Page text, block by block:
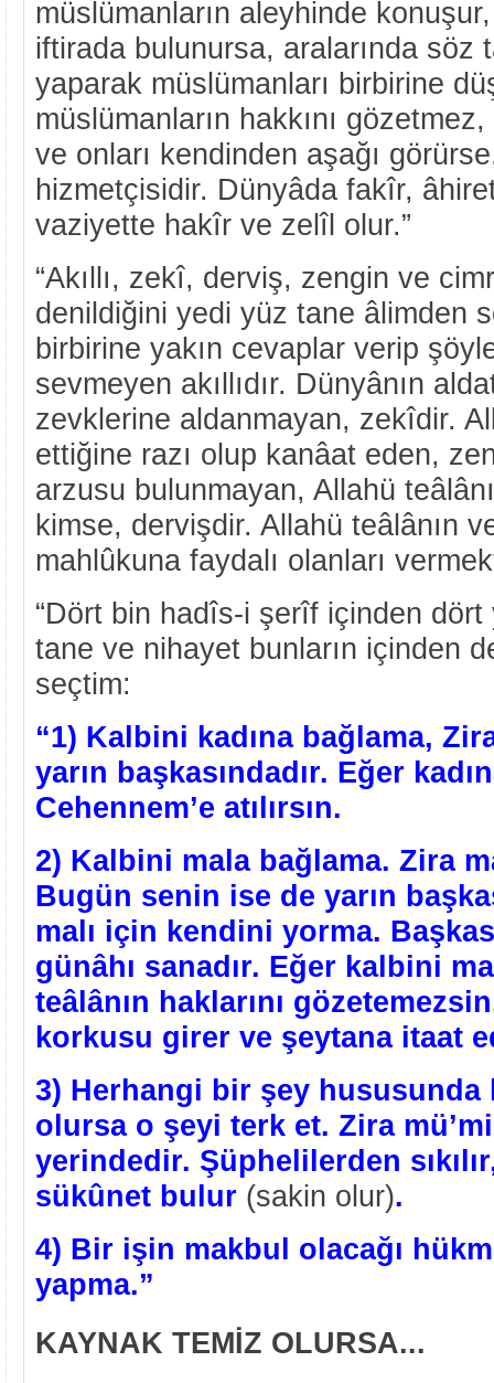
müslümanların aleyhinde
iftirada bulunursa, aralarında söz
yaparak müslümanları birbirine
müslümanların hakkını
ve onları kendinden aşağı
hizmetçisidir. Dünyâda fakîr,
vaziyette hakîr ve zelîl olur.”
“Akıllı, zekî, derviş, zengin ve
denildiğini yedi yüz tane âlimden
birbirine yakın cevaplar verip
sevmeyen akıllıdır. Dünyânın
zevklerine aldanmayan, zekîdir.
ettiğine razı olup kanâat eden,
arzusu bulunmayan, Allahü
kimse, dervişdir. Allahü teâlânın
mahlûkuna faydalı olanları
“Dört bin hadîs-i şerîf içinden dört
tane ve nihayet bunların içinden
seçtim:
“1) Kalbini kadına bağlama,
yarın başkasındadır. Eğer
Cehennem’e atılırsın.
2) Kalbini mala bağlama. Zira
Bugün senin ise de yarın
malı için kendini yorma.
günâhı sanadır. Eğer kalbini
teâlânın haklarını
korkusu girer ve şeytana itaat
3) Herhangi bir şey hususunda
olursa o şeyi terk et. Zira
yerindedir. Şüphelilerden
sükûnet bulur (sakin olur).
4) Bir işin makbul olacağı
yapma.”
KAYNAK TEMİZ OLURSA...